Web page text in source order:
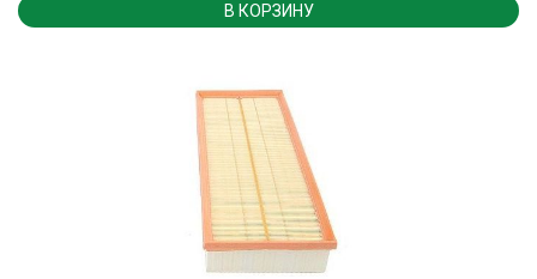
В КОРЗИНУ